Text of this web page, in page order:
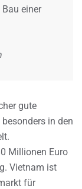
einer
gute
in den
Millionen Euro
Vietnam ist
für